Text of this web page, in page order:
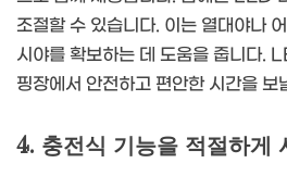
조절할 수 있습니다. 이는 열대야나
시야를 확보하는 데 도움을 줍니다.
핑장에서 안전하고 편안한 시간을 보
4. 충전식 기능을 적절하게